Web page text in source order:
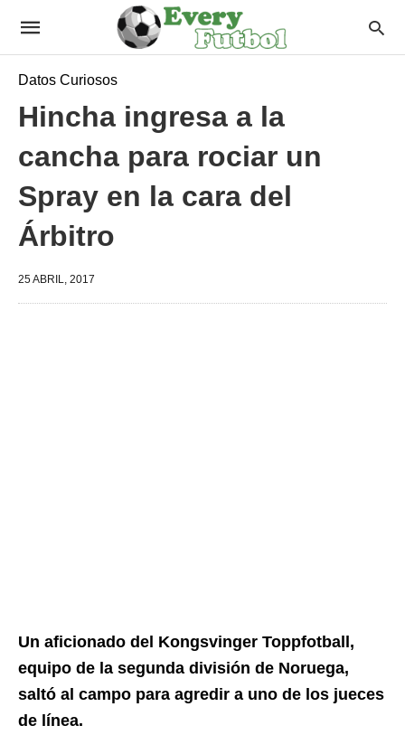
Datos Curiosos
Hincha ingresa a la
cancha para rociar un
Spray en la cara del
Árbitro
25 ABRIL, 2017
Un aficionado del Kongsvinger Toppfotball,
equipo de la segunda división de Noruega,
saltó al campo para agredir a uno de los jueces
de línea.